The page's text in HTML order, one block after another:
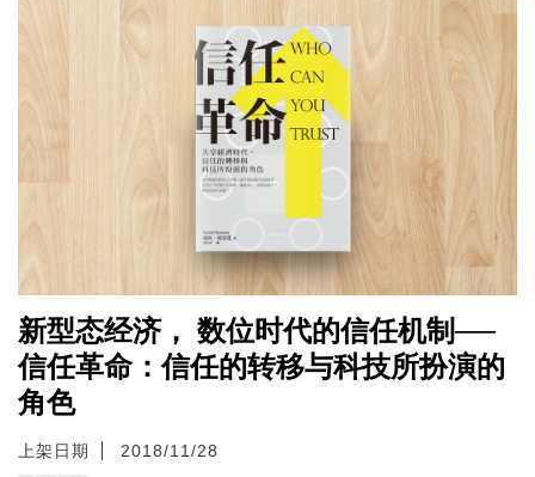
新型态经济， 数位时代的信任机制──
信任革命：信任的转移与科技所扮演的
角色
上架日期 2018/11/28